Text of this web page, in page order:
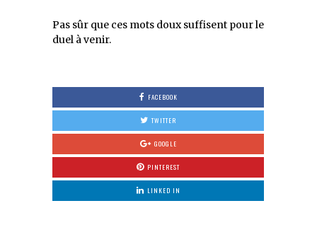
Pas sûr que ces mots doux suffisent pour le
duel à venir.
FACEBOOK
TWITTER
GOOGLE
PINTEREST
LINKED IN